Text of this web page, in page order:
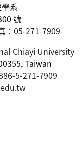
系
號
：05-271-7909
Chiayi University
Taiwan
5-271-7909